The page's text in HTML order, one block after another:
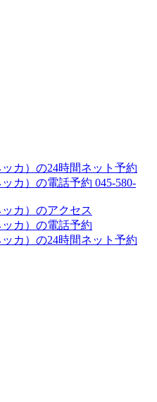
045-580-